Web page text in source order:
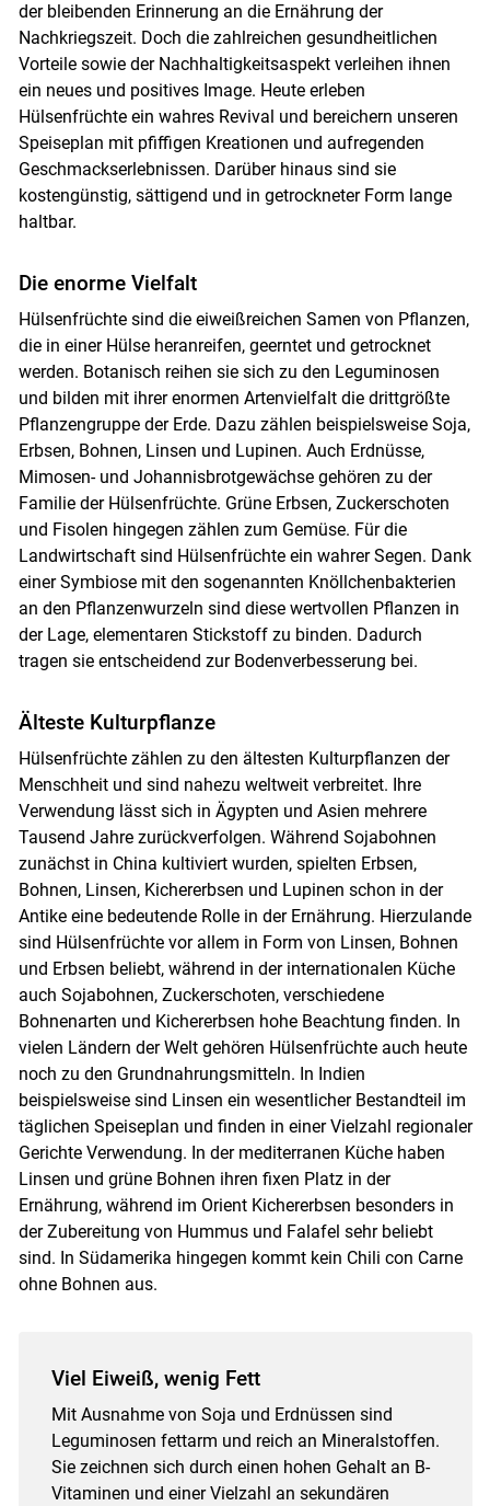
Skip to main content
der bleibenden Erinnerung an die Ernährung der
Nachkriegszeit. Doch die zahlreichen gesundheitlichen
Vorteile sowie der Nachhaltigkeitsaspekt verleihen ihnen
ein neues und positives Image. Heute erleben
Hülsenfrüchte ein wahres Revival und bereichern unseren
Speiseplan mit pfiffigen Kreationen und aufregenden
Geschmackserlebnissen. Darüber hinaus sind sie
kostengünstig, sättigend und in getrockneter Form lange
haltbar.
Die enorme Vielfalt
Hülsenfrüchte sind die eiweißreichen Samen von Pflanzen,
die in einer Hülse heranreifen, geerntet und getrocknet
werden. Botanisch reihen sie sich zu den Leguminosen
und bilden mit ihrer enormen Artenvielfalt die drittgrößte
Pflanzengruppe der Erde. Dazu zählen beispielsweise Soja,
Erbsen, Bohnen, Linsen und Lupinen. Auch Erdnüsse,
Mimosen- und Johannisbrotgewächse gehören zu der
Familie der Hülsenfrüchte. Grüne Erbsen, Zuckerschoten
und Fisolen hingegen zählen zum Gemüse. Für die
Landwirtschaft sind Hülsenfrüchte ein wahrer Segen. Dank
einer Symbiose mit den sogenannten Knöllchenbakterien
an den Pflanzenwurzeln sind diese wertvollen Pflanzen in
der Lage, elementaren Stickstoff zu binden. Dadurch
tragen sie entscheidend zur Bodenverbesserung bei.
Älteste Kulturpflanze
Hülsenfrüchte zählen zu den ältesten Kulturpflanzen der
Menschheit und sind nahezu weltweit verbreitet. Ihre
Verwendung lässt sich in Ägypten und Asien mehrere
Tausend Jahre zurückverfolgen. Während Sojabohnen
zunächst in China kultiviert wurden, spielten Erbsen,
Bohnen, Linsen, Kichererbsen und Lupinen schon in der
Antike eine bedeutende Rolle in der Ernährung. Hierzulande
sind Hülsenfrüchte vor allem in Form von Linsen, Bohnen
und Erbsen beliebt, während in der internationalen Küche
auch Sojabohnen, Zuckerschoten, verschiedene
Bohnenarten und Kichererbsen hohe Beachtung finden. In
vielen Ländern der Welt gehören Hülsenfrüchte auch heute
noch zu den Grundnahrungsmitteln. In Indien
beispielsweise sind Linsen ein wesentlicher Bestandteil im
täglichen Speiseplan und finden in einer Vielzahl regionaler
Gerichte Verwendung. In der mediterranen Küche haben
Linsen und grüne Bohnen ihren fixen Platz in der
Ernährung, während im Orient Kichererbsen besonders in
der Zubereitung von Hummus und Falafel sehr beliebt
sind. In Südamerika hingegen kommt kein Chili con Carne
ohne Bohnen aus.
Viel Eiweiß, wenig Fett
Mit Ausnahme von Soja und Erdnüssen sind
Leguminosen fettarm und reich an Mineralstoffen.
Sie zeichnen sich durch einen hohen Gehalt an B-
Vitaminen und einer Vielzahl an sekundären